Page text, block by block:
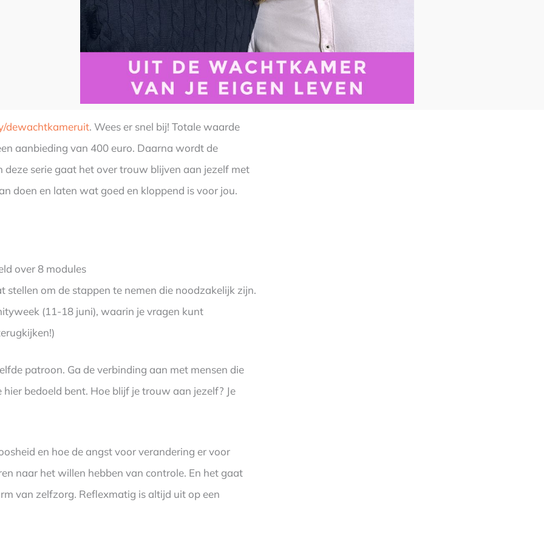
dewachtkameruit. Wees er snel bij! Totale waarde
aanbieding van 400 euro. Daarna wordt de
serie gaat het over trouw blijven aan jezelf met
doen en laten wat goed en kloppend is voor jou.
over 8 modules
om de stappen te nemen die noodzakelijk zijn.
(11-18 juni), waarin je vragen kunt
patroon. Ga de verbinding aan met mensen die
bedoeld bent. Hoe blijf je trouw aan jezelf? Je
en hoe de angst voor verandering er voor
naar het willen hebben van controle. En het gaat
van zelfzorg. Reflexmatig is altijd uit op een